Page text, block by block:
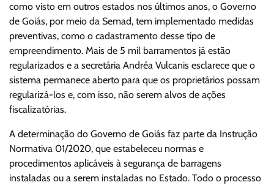
como visto em outros estados nos últimos anos, o Governo
de Goiás, por meio da Semad, tem implementado medidas
preventivas, como o cadastramento desse tipo de
empreendimento. Mais de 5 mil barramentos já estão
regularizados e a secretária Andréa Vulcanis esclarece que o
sistema permanece aberto para que os proprietários possam
regularizá-los e, com isso, não serem alvos de ações
fiscalizatórias.
A determinação do Governo de Goiás faz parte da Instrução
Normativa 01/2020, que estabeleceu normas e
procedimentos aplicáveis à segurança de barragens
instaladas ou a serem instaladas no Estado. Todo o processo